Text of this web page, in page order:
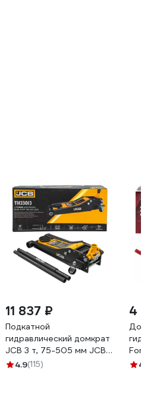
11 837 ₽
Подкатной
гидравлический домкрат
JCB 3 т, 75-505 мм JCB-
TH33013(56953)
4.9(115)
4
мм, h
4.7